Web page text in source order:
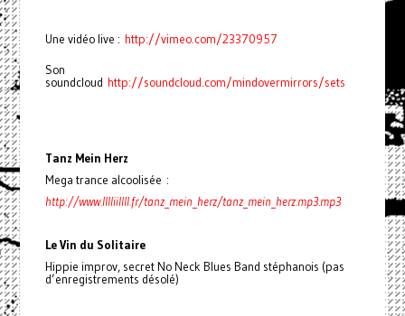
Une vidéo live : http://vimeo.com/23370957
Son
soundcloud http://soundcloud.com/mindovermirrors/sets
Tanz Mein Herz
Mega trance alcoolisée :
http://www.lllliillll.fr/tanz_mein_herz/tanz_mein_herz.mp3.mp3
Le Vin du Solitaire
Hippie improv, secret No Neck Blues Band stéphanois (pas
d’enregistrements désolé)